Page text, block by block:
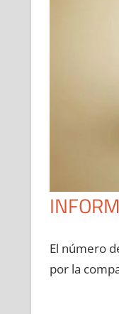
El número
pοr la